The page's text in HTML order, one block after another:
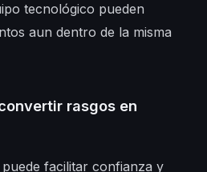
tecnológico pueden
aun dentro de la misma
rasgos en
facilitar confianza y